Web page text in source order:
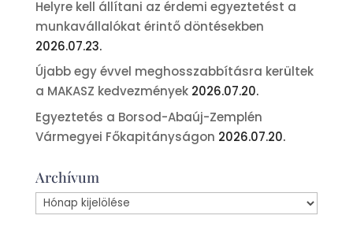
Helyre kell állítani az érdemi egyeztetést a
munkavállalókat érintő döntésekben
2026.07.23.
Újabb egy évvel meghosszabbításra kerültek
a MAKASZ kedvezmények 2026.07.20.
Egyeztetés a Borsod-Abaúj-Zemplén
Vármegyei Főkapitányságon 2026.07.20.
Archívum
Archívum